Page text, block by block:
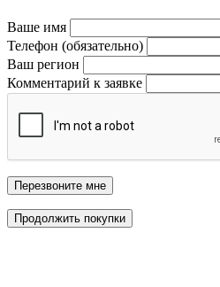
Ваше имя
Телефон (обязательно)
Ваш регион
Комментарий к заявке
Перезвоните мне
Продолжить покупки